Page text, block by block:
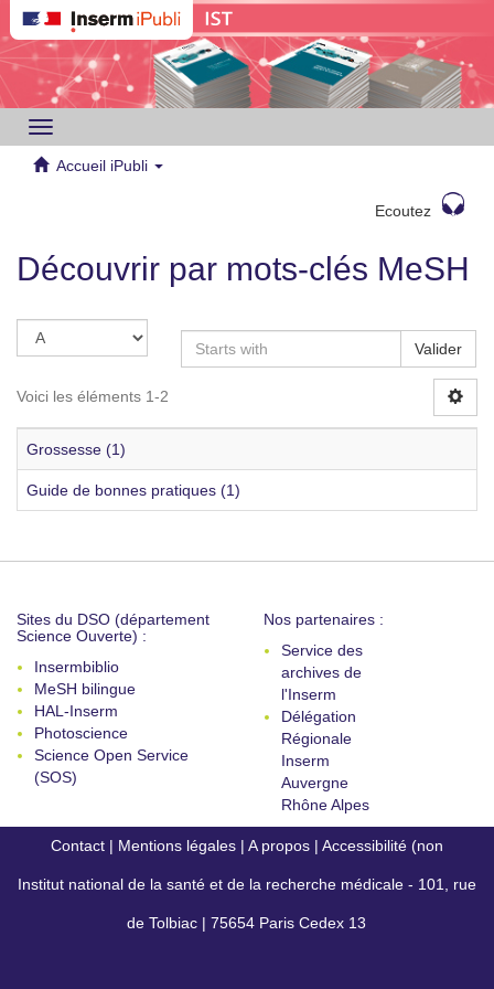
Toggle
navigation
Accueil iPubli
Ecoutez
Découvrir par mots-clés MeSH
Valider
Voici les éléments 1-2
Grossesse (1)
Guide de bonnes pratiques (1)
Sites du DSO (département
Science Ouverte) :
Insermbiblio
MeSH bilingue
HAL-Inserm
Photoscience
Science Open Service
(SOS)
Nos partenaires :
Service des
archives de
l'Inserm
Délégation
Régionale
Inserm
Auvergne
Rhône Alpes
Contact | Mentions légales | A propos | Accessibilité (non
conforme)
Institut national de la santé et de la recherche médicale - 101, rue
de Tolbiac | 75654 Paris Cedex 13